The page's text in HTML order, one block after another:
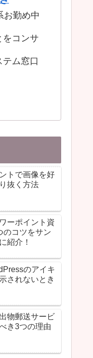
お勤め中
をコンサ
ム窓口
トで画像を好
抜く方法
ーポイント資
のコツをサン
紹介！
のアイキ
されないとき
物郵送サービ
き3つの理由